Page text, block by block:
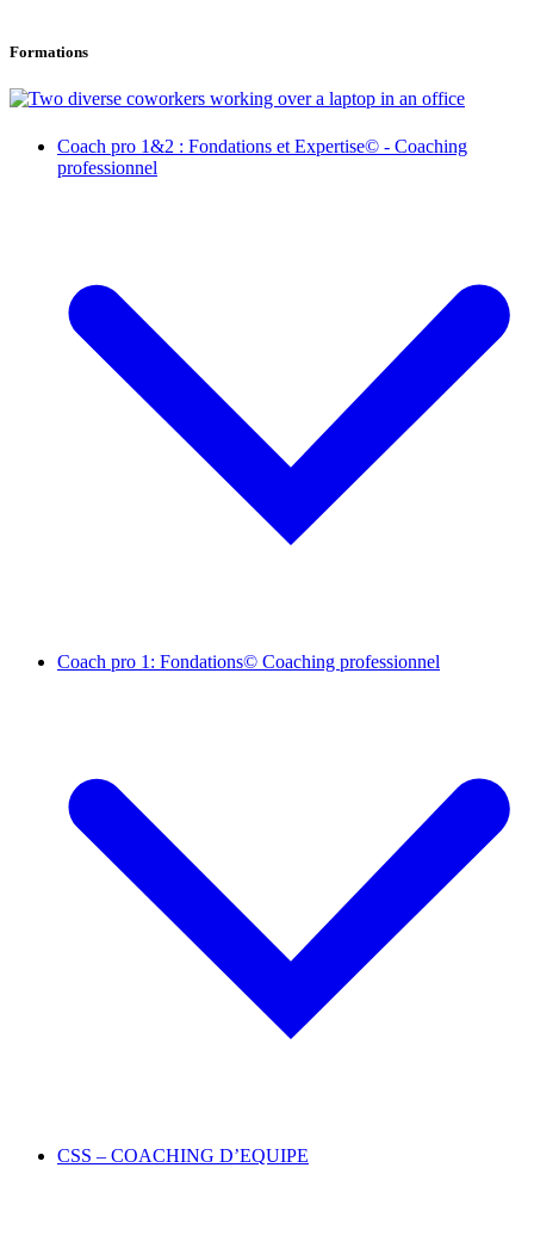
Formations
Coach pro 1&2 : Fondations et Expertise© - Coaching
professionnel
Coach pro 1: Fondations© Coaching professionnel
CSS – COACHING D’EQUIPE